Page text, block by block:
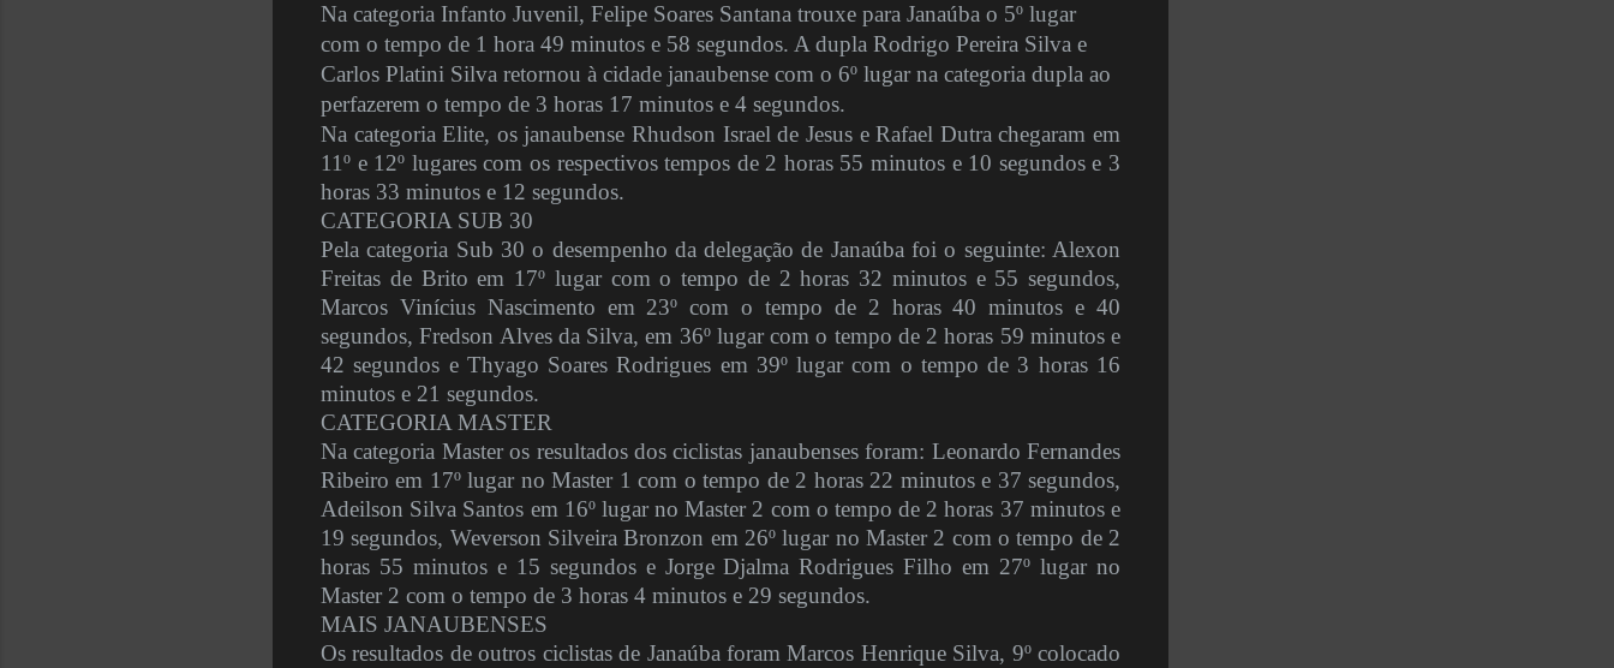
Na categoria Infanto Juvenil, Felipe Soares Santana trouxe para Janaúba o 5º lugar
com o tempo de 1 hora 49 minutos e 58 segundos. A dupla Rodrigo Pereira Silva e
Carlos Platini Silva retornou à cidade janaubense com o 6º lugar na categoria dupla ao
perfazerem o tempo de 3 horas 17 minutos e 4 segundos.
Na categoria Elite, os janaubense Rhudson Israel de Jesus e Rafael Dutra chegaram em
11º e 12º lugares com os respectivos tempos de 2 horas 55 minutos e 10 segundos e 3
horas 33 minutos e 12 segundos.
CATEGORIA SUB 30
Pela categoria Sub 30 o desempenho da delegação de Janaúba foi o seguinte: Alexon
Freitas de Brito em 17º lugar com o tempo de 2 horas 32 minutos e 55 segundos,
Marcos Vinícius Nascimento em 23º com o tempo de 2 horas 40 minutos e 40
segundos, Fredson Alves da Silva, em 36º lugar com o tempo de 2 horas 59 minutos e
42 segundos e Thyago Soares Rodrigues em 39º lugar com o tempo de 3 horas 16
minutos e 21 segundos.
CATEGORIA MASTER
Na categoria Master os resultados dos ciclistas janaubenses foram: Leonardo Fernandes
Ribeiro em 17º lugar no Master 1 com o tempo de 2 horas 22 minutos e 37 segundos,
Adeilson Silva Santos em 16º lugar no Master 2 com o tempo de 2 horas 37 minutos e
19 segundos, Weverson Silveira Bronzon em 26º lugar no Master 2 com o tempo de 2
horas 55 minutos e 15 segundos e Jorge Djalma Rodrigues Filho em 27º lugar no
Master 2 com o tempo de 3 horas 4 minutos e 29 segundos.
MAIS JANAUBENSES
Os resultados de outros ciclistas de Janaúba foram Marcos Henrique Silva, 9º colocado